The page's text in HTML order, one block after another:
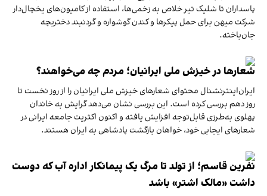
پاسداران تا شلیک تیر خلاص به زخمی‌ها، استفاده از کامیون‌های یخچال‌دار
شرکت میهن برای حمل پیکرها و کندن گوشواره و گردنبند دختربچه‌
جان‌باخته.
شعارها در خیزش ملی ایرانیان؛ مردم چه می‌خواهند؟
ایران‌اینترنشنال محتوای شعارهای خیزش ملی ایرانیان را از روز نخست تا
روز دهم بررسی کرده است. این بررسی نشان می‌دهد گرایش به خاندان
پهلوی به‌طرزی قابل‌توجه افزایش یافته و اکنون اکثریت جامعه ایرانی در
شعارهای ایجابی خود، خواهان بازگشت پادشاهی به ایران هستند.
نفرین قاسم؛ از تولد تا مرگ یک پیمانکار اداره آب که دوست
داشت «مالک اشتر» باشد